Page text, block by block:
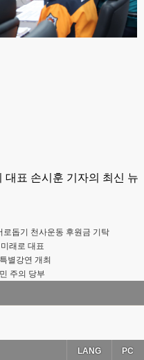
대표 손시훈 기자의 최신 뉴
돕기 천사운동 후원금 기탁
래로 대표
별강연 개최
주의 당부
PC
LANG